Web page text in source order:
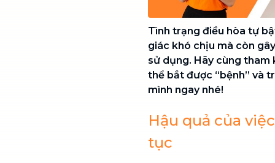
Tình trạng điều hòa tự
giác khó chịu mà còn
sử dụng. Hãy cùng tham
thể bắt được “bệnh” và
mình ngay nhé!
Hậu quả của
tục